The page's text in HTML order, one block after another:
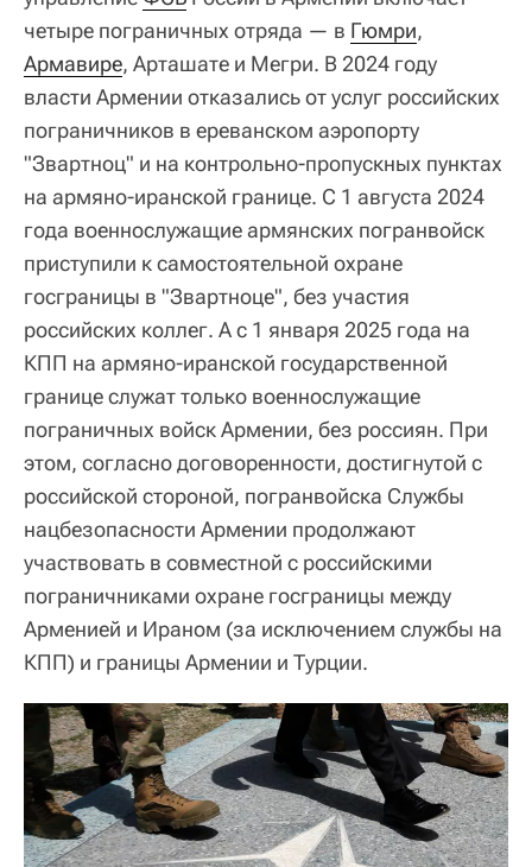
четыре пограничных отряда — в Гюмри,
Армавире, Арташате и Мегри. В 2024 году
власти Армении отказались от услуг российских
пограничников в ереванском аэропорту
"Звартноц" и на контрольно-пропускных пунктах
на армяно-иранской границе. С 1 августа 2024
года военнослужащие армянских погранвойск
приступили к самостоятельной охране
госграницы в "Звартноце", без участия
российских коллег. А с 1 января 2025 года на
КПП на армяно-иранской государственной
границе служат только военнослужащие
пограничных войск Армении, без россиян. При
этом, согласно договоренности, достигнутой с
российской стороной, погранвойска Службы
нацбезопасности Армении продолжают
участвовать в совместной с российскими
пограничниками охране госграницы между
Арменией и Ираном (за исключением службы на
КПП) и границы Армении и Турции.